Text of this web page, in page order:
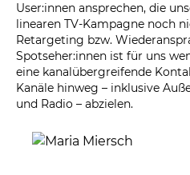
User:innen ansprechen, die
linearen TV-Kampagne noch
Retargeting bzw.
Spotseher:innen ist für uns
eine kanalübergreifende
Kanäle hinweg – inklusive
und Radio – abzielen.